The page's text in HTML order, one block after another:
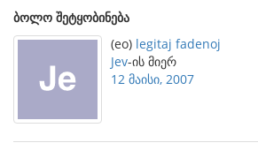
ბოლო შეტყობინება
(eo) legitaj fadenoj
Jev-ის მიერ
12 მაისი, 2007